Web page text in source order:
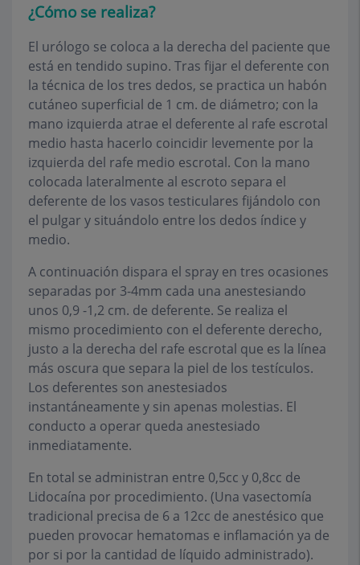
¿Cómo se realiza?
El urólogo se coloca a la derecha del paciente que
está en tendido supino. Tras fijar el deferente con
la técnica de los tres dedos, se practica un habón
cutáneo superficial de 1 cm. de diámetro; con la
mano izquierda atrae el deferente al rafe escrotal
medio hasta hacerlo coincidir levemente por la
izquierda del rafe medio escrotal. Con la mano
colocada lateralmente al escroto separa el
deferente de los vasos testiculares fijándolo con
el pulgar y situándolo entre los dedos índice y
medio.
A continuación dispara el spray en tres ocasiones
separadas por 3-4mm cada una anestesiando
unos 0,9 -1,2 cm. de deferente. Se realiza el
mismo procedimiento con el deferente derecho,
justo a la derecha del rafe escrotal que es la línea
más oscura que separa la piel de los testículos.
Los deferentes son anestesiados
instantáneamente y sin apenas molestias. El
conducto a operar queda anestesiado
inmediatamente.
En total se administran entre 0,5cc y 0,8cc de
Lidocaína por procedimiento. (Una vasectomía
tradicional precisa de 6 a 12cc de anestésico que
pueden provocar hematomas e inflamación ya de
por si por la cantidad de líquido administrado).